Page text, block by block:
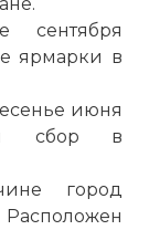
ярмарки в
июня
сбор в
город
Расположен